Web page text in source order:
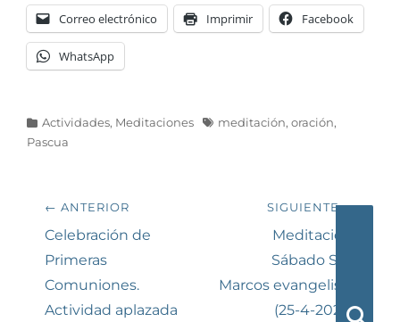
Correo electrónico Imprimir Facebook
WhatsApp
Categorías
Actividades, Meditaciones Etiquetas
meditación, oración,
Pascua
Navegación
de
entradas
← ANTERIOR
Entrada
anterior:
Celebración de
Primeras
Comuniones.
Actividad aplazada
SIGUIENTE →
Siguiente
entrada:
Meditación.
Sábado San
Marcos evangelista
(25-4-2020)